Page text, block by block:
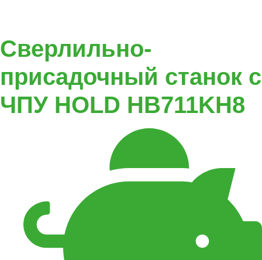
Сверлильно-
присадочный станок с
ЧПУ HOLD HB711KH8